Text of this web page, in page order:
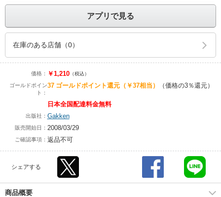
アプリで見る
在庫のある店舗（0）
価格： ￥1,210（税込）
ゴールドポイン
ト：
37 ゴールドポイント還元（￥37相当） （価格の3％還元）
日本全国配達料金無料
出版社： Gakken
販売開始日： 2008/03/29
ご確認事項： 返品不可
シェアする
商品概要